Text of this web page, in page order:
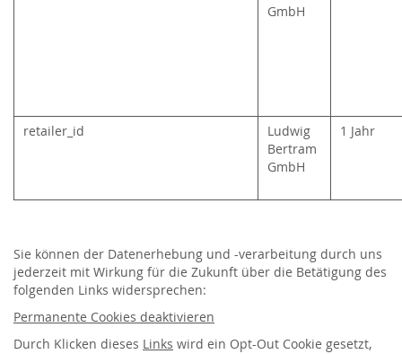
GmbH
retailer_id
Ludwig
Bertram
GmbH
1 Jahr
Sie können der Datenerhebung und -verarbeitung durch uns
jederzeit mit Wirkung für die Zukunft über die Betätigung des
folgenden Links widersprechen:
Permanente Cookies deaktivieren
Durch Klicken dieses Links wird ein Opt-Out Cookie gesetzt,